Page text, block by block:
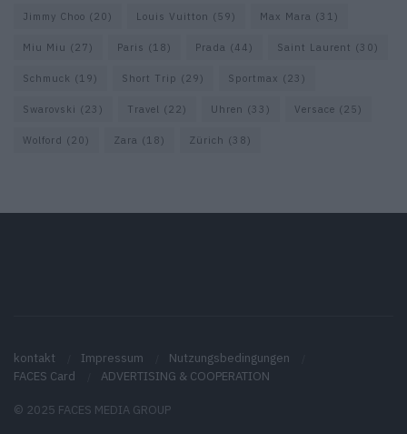
Jimmy Choo (20) Louis Vuitton (59) Max Mara (31)
Miu Miu (27) Paris (18) Prada (44) Saint Laurent (30)
Schmuck (19) Short Trip (29) Sportmax (23)
Swarovski (23) Travel (22) Uhren (33) Versace (25)
Wolford (20) Zara (18) Zürich (38)
kontakt Impressum
Nutzungsbedingungen
FACES Card
ADVERTISING & COOPERATION
© 2025 FACES MEDIA GROUP